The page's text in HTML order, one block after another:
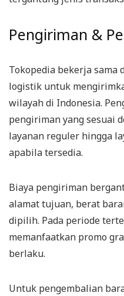
Pengiriman &
Tokopedia bekerja sama
logistik untuk
wilayah di Indonesia.
pengiriman yang sesuai
layanan reguler hingga
apabila tersedia.
Biaya pengiriman
alamat tujuan, berat
dipilih. Pada periode
memanfaatkan promo
berlaku.
Untuk pengembalian